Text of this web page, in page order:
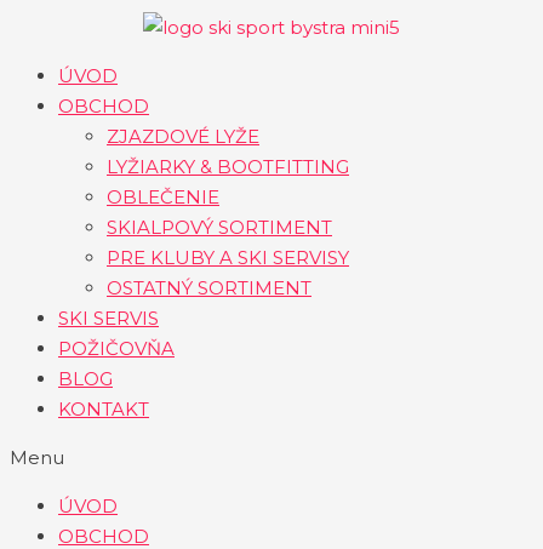
obsahÚVOD
OBCHOD
ZJAZDOVÉ LYŽE
LYŽIARKY & BOOTFITTING
OBLEČENIE
SKIALPOVÝ SORTIMENT
PRE KLUBY A SKI SERVISY
OSTATNÝ SORTIMENT
SKI SERVIS
POŽIČOVŇA
BLOG
KONTAKT
Menu
ÚVOD
OBCHOD